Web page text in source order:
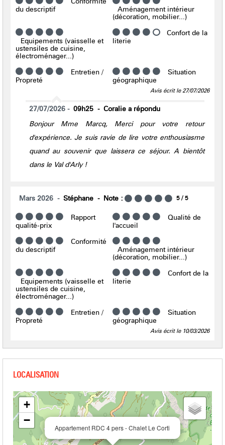
du descriptif
Aménagement intérieur
(décoration, mobilier...)
Equipements (vaisselle et
ustensiles de cuisine,
électroménager...)
Confort de la
literie
Entretien /
Propreté
Situation
géographique
Avis écrit le 27/07/2026
27/07/2026 09h25
Coralie a répondu
Bonjour Mme Marcq, Merci pour votre retour
d'expérience. Je suis ravie de lire votre enthousiasme
quand au souvenir que laissera ce séjour. A bientôt
dans le Val d'Arly !
Mars 2026 Stéphane Note : 5 / 5
Rapport
qualité-prix
Qualité de
l'accueil
Conformité
du descriptif
Aménagement intérieur
(décoration, mobilier...)
Equipements (vaisselle et
ustensiles de cuisine,
électroménager...)
Confort de la
literie
Entretien /
Propreté
Situation
géographique
Avis écrit le 10/03/2026
Appartement RDC 4 pers - Chalet Le Corti
+
−